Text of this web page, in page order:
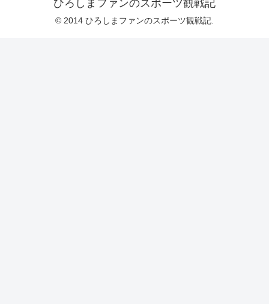
ひろしまファンのスポーツ観戦記
© 2014 ひろしまファンのスポーツ観戦記.